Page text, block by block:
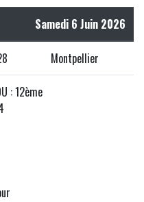
Samedi 6 Juin 2026
Montpellier
: 12ème